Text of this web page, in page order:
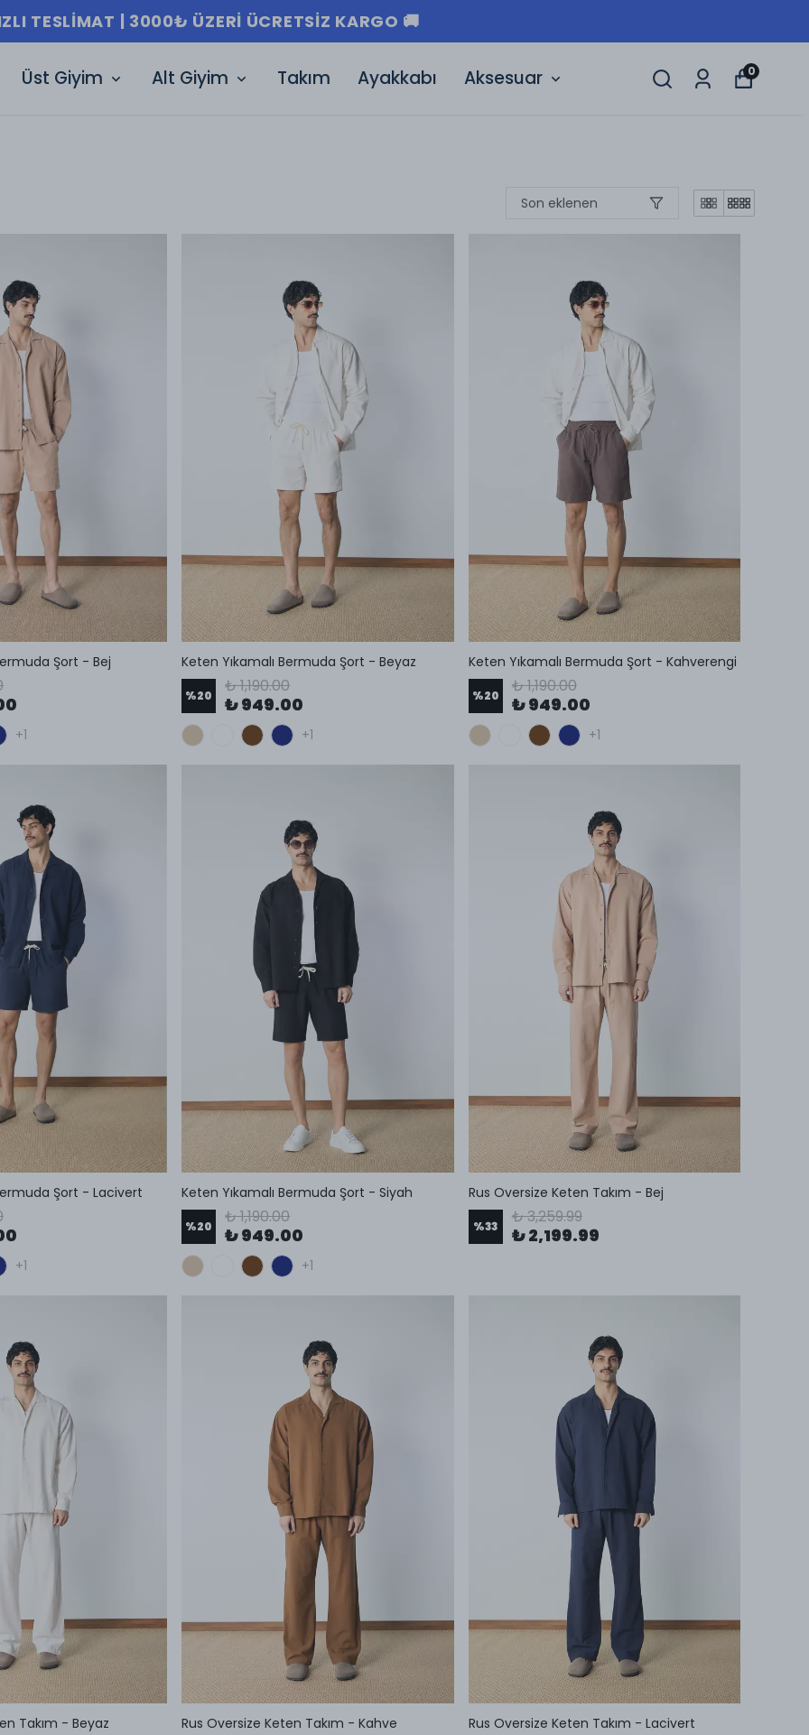
TESLIMAT | 3000₺ ÜZERI ÜCRETSIZ KARGO 🚚
Üst Giyim Alt Giyim Takım Ayakkabı Aksesuar 0
Son eklenen
Şort - Bej
+1
Keten Yıkamalı Bermuda Şort - Beyaz
%20 ₺ 1,190.00
₺ 949.00
+1
Keten Yıkamalı Bermuda Şort - Kahverengi
%20 ₺ 1,190.00
₺ 949.00
+1
Şort - Lacivert
+1
Keten Yıkamalı Bermuda Şort - Siyah
%20 ₺ 1,190.00
₺ 949.00
+1
Rus Oversize Keten Takım - Bej
%33 ₺ 3,259.99
₺ 2,199.99
Takım - Beyaz Rus Oversize Keten Takım - Kahve Rus Oversize Keten Takım - Lacivert